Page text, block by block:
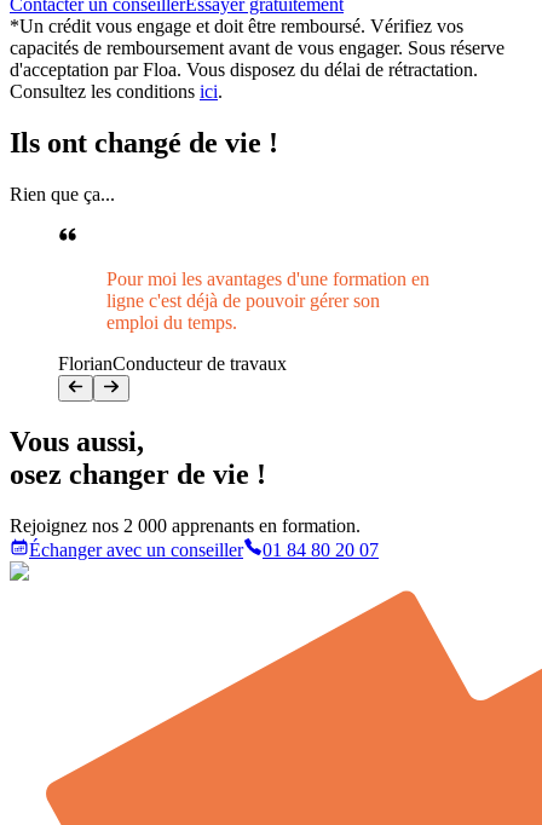
*Un crédit vous engage et doit être remboursé. Vérifiez vos
capacités de remboursement avant de vous engager. Sous réserve
d'acceptation par Floa. Vous disposez du délai de rétractation.
Consultez les conditions ici.
Ils ont changé de vie !
Rien que ça...
Pour moi les avantages d'une formation en
ligne c'est déjà de pouvoir gérer son
emploi du temps.
FlorianConducteur de travaux
Vous aussi,
osez changer de vie !
Rejoignez nos 2 000 apprenants en formation.
Échanger avec un conseiller
01 84 80 20 07